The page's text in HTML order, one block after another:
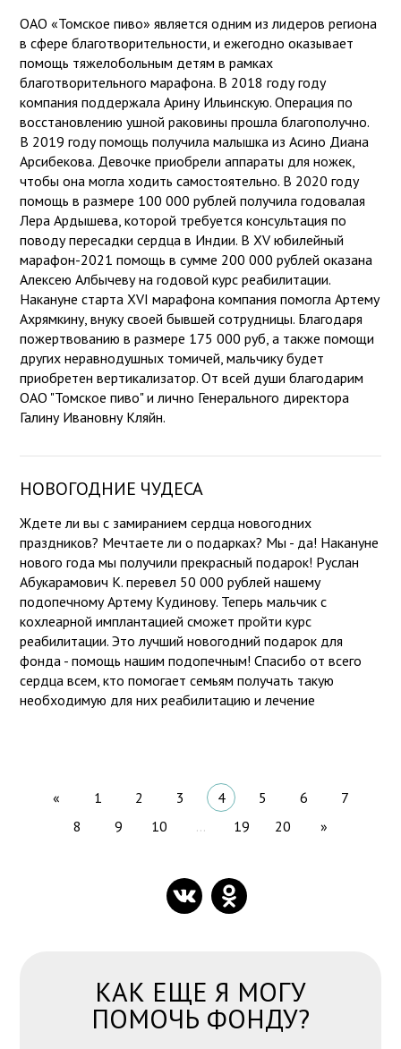
ОАО «Томское пиво» является одним из лидеров региона
в сфере благотворительности, и ежегодно оказывает
помощь тяжелобольным детям в рамках
благотворительного марафона. В 2018 году году
компания поддержала Арину Ильинскую. Операция по
восстановлению ушной раковины прошла благополучно.
В 2019 году помощь получила малышка из Асино Диана
Арсибекова. Девочке приобрели аппараты для ножек,
чтобы она могла ходить самостоятельно. В 2020 году
помощь в размере 100 000 рублей получила годовалая
Лера Ардышева, которой требуется консультация по
поводу пересадки сердца в Индии. В ХV юбилейный
марафон-2021 помощь в сумме 200 000 рублей оказана
Алексею Албычеву на годовой курс реабилитации.
Накануне старта ХVI марафона компания помогла Артему
Ахрямкину, внуку своей бывшей сотрудницы. Благодаря
пожертвованию в размере 175 000 руб, а также помощи
других неравнодушных томичей, мальчику будет
приобретен вертикализатор. От всей души благодарим
ОАО "Томское пиво" и лично Генерального директора
Галину Ивановну Кляйн.
НОВОГОДНИЕ ЧУДЕСА
Ждете ли вы с замиранием сердца новогодних
праздников? Мечтаете ли о подарках? Мы - да! Накануне
нового года мы получили прекрасный подарок! Руслан
Абукарамович К. перевел 50 000 рублей нашему
подопечному Артему Кудинову. Теперь мальчик с
кохлеарной имплантацией сможет пройти курс
реабилитации. Это лучший новогодний подарок для
фонда - помощь нашим подопечным! Спасибо от всего
сердца всем, кто помогает семьям получать такую
необходимую для них реабилитацию и лечение
« 1 2 3 4 5 6
7
8
9 10 ... 19 20 »
КАК ЕЩЕ Я МОГУ
ПОМОЧЬ ФОНДУ?